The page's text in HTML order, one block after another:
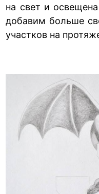
на свет и
добавим больше
участков на